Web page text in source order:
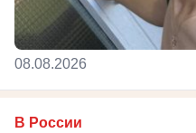
08.08.2026
В России